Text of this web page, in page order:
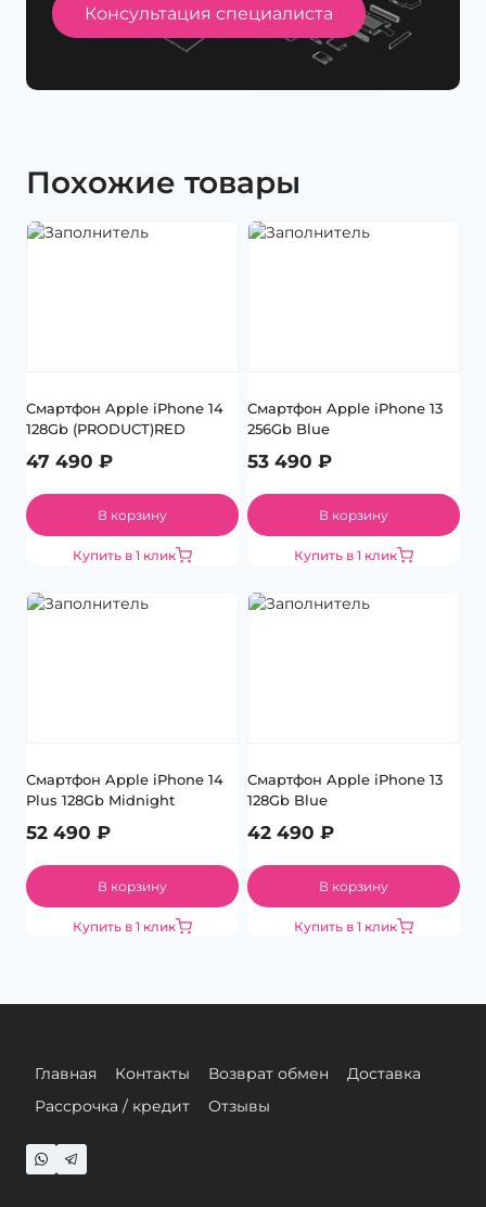
Консультация специалиста
Похожие товары
Смартфон Apple iPhone 14
128Gb (PRODUCT)RED
47 490 ₽
В корзину
Купить в 1 клик
Смартфон Apple iPhone 13
256Gb Blue
53 490 ₽
В корзину
Купить в 1 клик
Смартфон Apple iPhone 14
Plus 128Gb Midnight
52 490 ₽
В корзину
Купить в 1 клик
Смартфон Apple iPhone 13
128Gb Blue
42 490 ₽
В корзину
Купить в 1 клик
Главная Контакты Возврат обмен
Доставка
Рассрочка / кредит
Отзывы